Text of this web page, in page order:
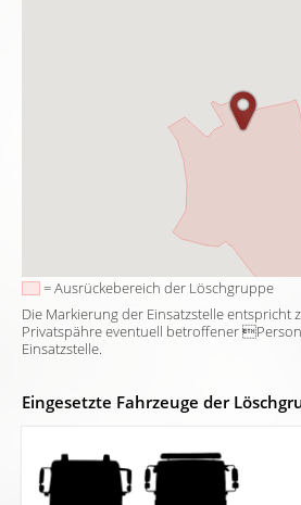
= Ausrückebereich der Löschgruppe
Die Markierung der Einsatzstelle entspricht
Privatspähre eventuell betroffener
Einsatzstelle.
Eingesetzte Fahrzeuge der